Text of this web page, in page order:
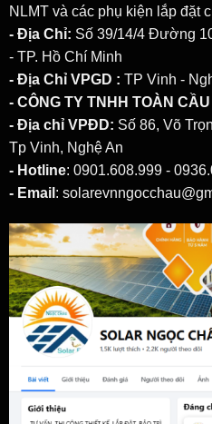
NLMT và các phụ kiện lắp đặt
- Địa Chỉ: Số 39/14/4 Đường
- TP. Hồ Chí Minh
- Địa Chỉ VPGD : TP Vinh -
- CÔNG TY TNHH TOÀN
- Địa chỉ VPĐD: Số 86, Võ
Tp Vinh, Nghệ An
- Hotline: 0901.608.999 -
- Email :